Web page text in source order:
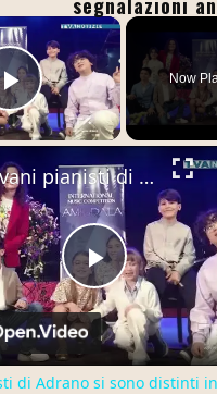
segnalazioni
×
Play Video
Now
Play
Video
Giovani pianisti di Adrano si sono distinti in prestigiosi concorsi musicali che si sono svolti in S
di Adrano si sono distinti in